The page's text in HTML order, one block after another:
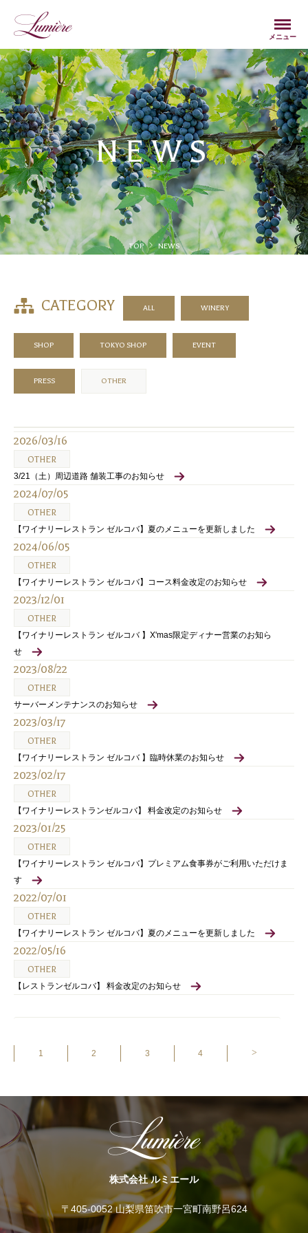
メニュー
NEWS
TOP NEWS
CATEGORY ALL WINERY
SHOP TOKYO SHOP EVENT
PRESS OTHER
2026/03/16
OTHER
3/21（土）周辺道路 舗装工事のお知らせ
2024/07/05
OTHER
【ワイナリーレストラン ゼルコバ】夏のメニューを更新しました
2024/06/05
OTHER
【ワイナリーレストラン ゼルコバ】コース料金改定のお知らせ
2023/12/01
OTHER
【ワイナリーレストラン ゼルコバ 】X'mas限定ディナー営業のお知ら
せ
2023/08/22
OTHER
サーバーメンテナンスのお知らせ
2023/03/17
OTHER
【ワイナリーレストラン ゼルコバ 】臨時休業のお知らせ
2023/02/17
OTHER
【ワイナリーレストランゼルコバ】 料金改定のお知らせ
2023/01/25
OTHER
【ワイナリーレストラン ゼルコバ】プレミアム食事券がご利用いただけま
す
2022/07/01
OTHER
【ワイナリーレストラン ゼルコバ】夏のメニューを更新しました
2022/05/16
OTHER
【レストランゼルコバ】 料金改定のお知らせ
1 2 3 4 >
株式会社 ルミエール
〒405-0052 山梨県笛吹市一宮町南野呂624